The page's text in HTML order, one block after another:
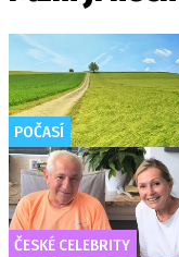
POČASÍ
ČESKÉ CELEBRITY